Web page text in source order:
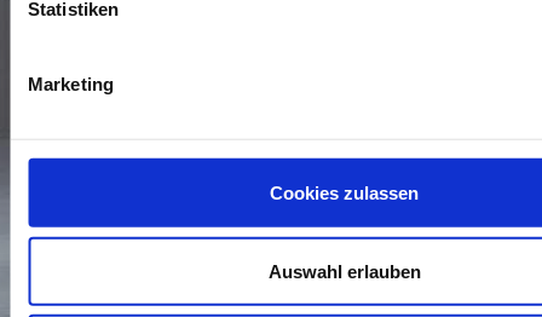
Statistiken
Marketing
Cookies zulassen
Auswahl erlauben
Angaben machen Sie auf freiwilliger Basis. Zur Bearbeitung
Sie uns in dem Kontaktformular zur Verfügung stellen. Wenn
Sie wissen möchten, wie wir mit Ihren personenbezogenen
Daten umgehen, können Sie dies in unsererDaten­schutz­
erklärungnachlesen.